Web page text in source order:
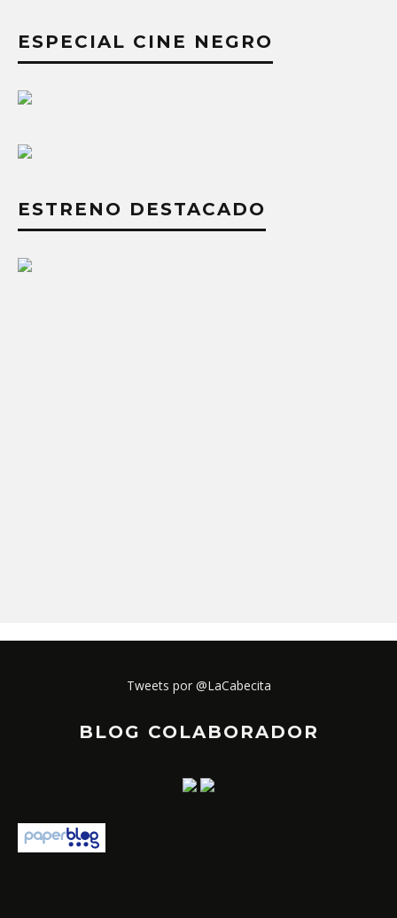
ESPECIAL CINE NEGRO
ESTRENO DESTACADO
Tweets por @LaCabecita
BLOG COLABORADOR